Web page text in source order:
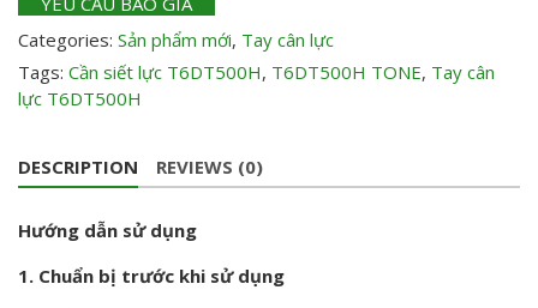
Categories: Sản phẩm mới, Tay cân lực
Tags: Cần siết lực T6DT500H, T6DT500H TONE, Tay cân
lực T6DT500H
DESCRIPTION REVIEWS (0)
Hướng dẫn sử dụng
1. Chuẩn bị trước khi sử dụng